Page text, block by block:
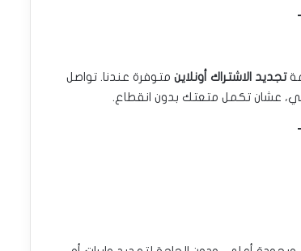
تجديد الاشتراك أونلاين متوفرة عندنا. تواصل
عشان تكمل متعتك بدون انقطاع.